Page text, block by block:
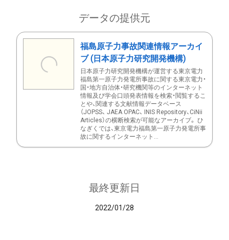
データの提供元
福島原子力事故関連情報アーカイ
ブ (日本原子力研究開発機構)
日本原子力研究開発機構が運営する東京電力
福島第一原子力発電所事故に関する東京電力・
国・地方自治体・研究機関等のインターネット
情報及び学会口頭発表情報を検索・閲覧するこ
とや、関連する文献情報データベース
（JOPSS、 JAEA OPAC、 INIS Repository、CiNii
Articles）の横断検索が可能なアーカイブ。 ひ
なぎくでは、東京電力福島第一原子力発電所事
故に関するインターネット...
最終更新日
2022/01/28